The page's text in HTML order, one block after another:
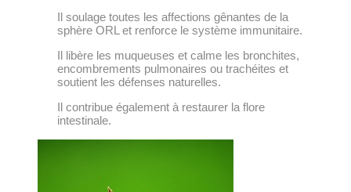
Il soulage toutes les affections gênantes de la
sphère ORL et renforce le système immunitaire.
Il libère les muqueuses et calme les bronchites,
encombrements pulmonaires ou trachéites et
soutient les défenses naturelles.
Il contribue également à restaurer la flore
intestinale.